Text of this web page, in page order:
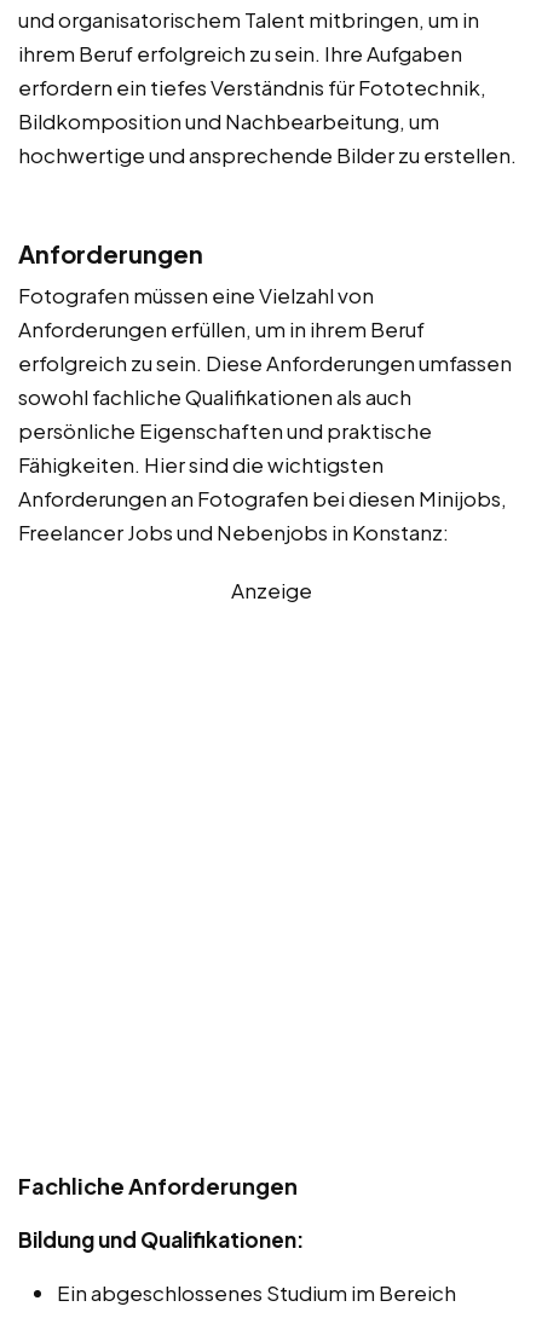
und organisatorischem Talent mitbringen, um in
ihrem Beruf erfolgreich zu sein. Ihre Aufgaben
erfordern ein tiefes Verständnis für Fototechnik,
Bildkomposition und Nachbearbeitung, um
hochwertige und ansprechende Bilder zu erstellen.
Anforderungen
Fotografen müssen eine Vielzahl von
Anforderungen erfüllen, um in ihrem Beruf
erfolgreich zu sein. Diese Anforderungen umfassen
sowohl fachliche Qualifikationen als auch
persönliche Eigenschaften und praktische
Fähigkeiten. Hier sind die wichtigsten
Anforderungen an Fotografen bei diesen Minijobs,
Freelancer Jobs und Nebenjobs in Konstanz:
Anzeige
Fachliche Anforderungen
Bildung und Qualifikationen:
Ein abgeschlossenes Studium im Bereich